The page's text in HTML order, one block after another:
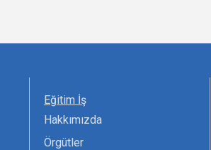
Eğitim İş
Hakkımızda
Örgütler